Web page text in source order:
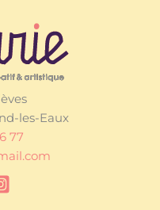
les-Eaux
77